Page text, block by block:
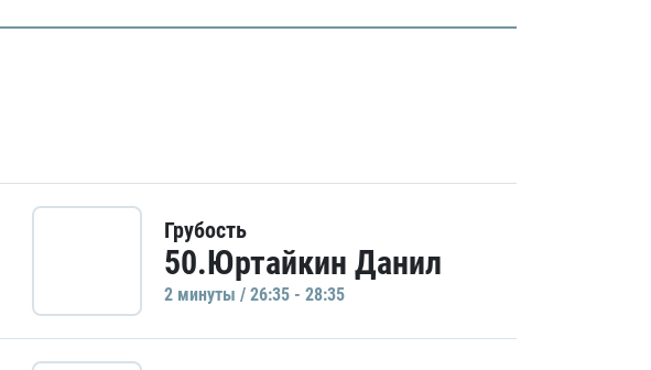
Грубость
50.Юртайкин Данил
2 минуты / 26:35 - 28:35